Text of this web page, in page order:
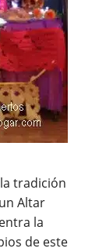
tradición
Altar
la
de este